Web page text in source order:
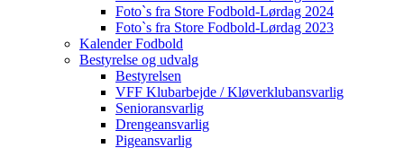
Foto`s fra Store Fodbold-Lørdag 2024
Foto`s fra Store Fodbold-Lørdag 2023
Kalender Fodbold
Bestyrelse og udvalg
Bestyrelsen
VFF Klubarbejde / Kløverklubansvarlig
Senioransvarlig
Drengeansvarlig
Pigeansvarlig